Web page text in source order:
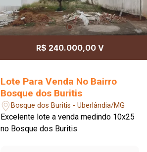
R$ 240.000,00 V
Lote Para Venda No Bairro
Bosque dos Buritis
Bosque dos Buritis - Uberlândia/MG
Excelente lote a venda medindo 10x25
no Bosque dos Buritis